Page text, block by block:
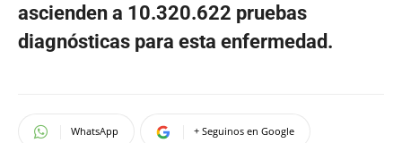
ascienden a 10.320.622 pruebas
diagnósticas para esta enfermedad.
WhatsApp + Seguinos en Google